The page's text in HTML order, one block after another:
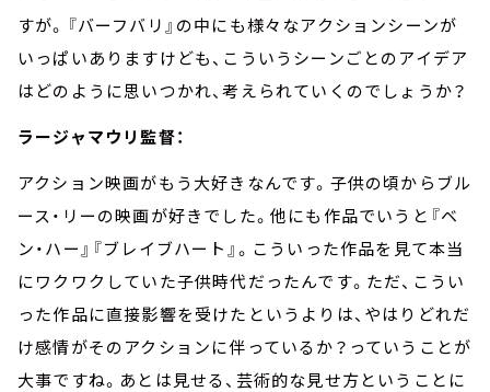
すが。『バーフバリ』の中にも様々なアクションシーンが
いっぱいありますけども、こういうシーンごとのアイデア
はどのように思いつかれ、考えられていくのでしょうか？
ラージャマウリ監督：
アクション映画がもう大好きなんです。子供の頃からブル
ース・リーの映画が好きでした。他にも作品でいうと『ベ
ン・ハー』『ブレイブハート』。こういった作品を見て本当
にワクワクしていた子供時代だったんです。ただ、こうい
った作品に直接影響を受けたというよりは、やはりどれだ
け感情がそのアクションに伴っているか？っていうことが
大事ですね。あとは見せる、芸術的な見せ方ということに